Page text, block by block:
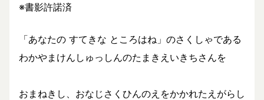
※書影許諾済
「あなたの すてきな ところはね」のさくしゃである
わかやまけんしゅっしんのたまきえいきちさんを
おまねきし、おなじさくひんのえをかかれたえがらし